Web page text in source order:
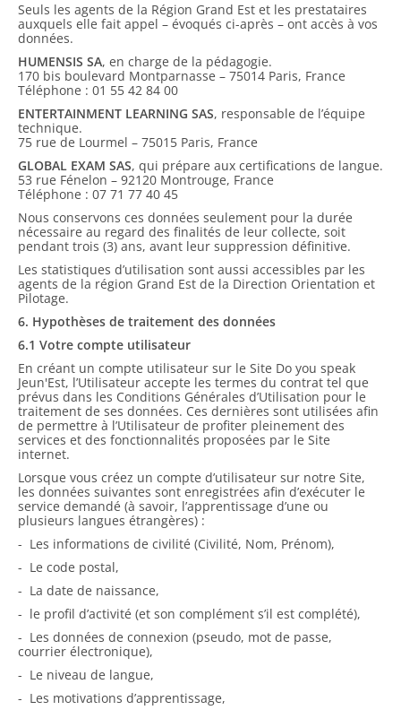
Seuls les agents de la Région Grand Est et les prestataires
auxquels elle fait appel – évoqués ci-après – ont accès à vos
données.
HUMENSIS SA, en charge de la pédagogie.
170 bis boulevard Montparnasse – 75014 Paris, France
Téléphone : 01 55 42 84 00
ENTERTAINMENT LEARNING SAS, responsable de l’équipe
technique.
75 rue de Lourmel – 75015 Paris, France
GLOBAL EXAM SAS, qui prépare aux certifications de langue.
53 rue Fénelon – 92120 Montrouge, France
Téléphone : 07 71 77 40 45
Nous conservons ces données seulement pour la durée
nécessaire au regard des finalités de leur collecte, soit
pendant trois (3) ans, avant leur suppression définitive.
Les statistiques d’utilisation sont aussi accessibles par les
agents de la région Grand Est de la Direction Orientation et
Pilotage.
6. Hypothèses de traitement des données
6.1 Votre compte utilisateur
En créant un compte utilisateur sur le Site Do you speak
Jeun'Est, l’Utilisateur accepte les termes du contrat tel que
prévus dans les Conditions Générales d’Utilisation pour le
traitement de ses données. Ces dernières sont utilisées afin
de permettre à l’Utilisateur de profiter pleinement des
services et des fonctionnalités proposées par le Site
internet.
Lorsque vous créez un compte d’utilisateur sur notre Site,
les données suivantes sont enregistrées afin d’exécuter le
service demandé (à savoir, l’apprentissage d’une ou
plusieurs langues étrangères) :
- Les informations de civilité (Civilité, Nom, Prénom),
- Le code postal,
- La date de naissance,
- le profil d’activité (et son complément s’il est complété),
- Les données de connexion (pseudo, mot de passe,
courrier électronique),
- Le niveau de langue,
- Les motivations d’apprentissage,